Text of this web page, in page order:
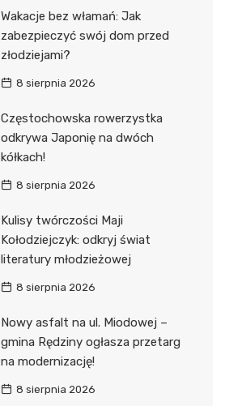
Wakacje bez włamań: Jak
zabezpieczyć swój dom przed
złodziejami?
8 sierpnia 2026
Częstochowska rowerzystka
odkrywa Japonię na dwóch
kółkach!
8 sierpnia 2026
Kulisy twórczości Maji
Kołodziejczyk: odkryj świat
literatury młodzieżowej
8 sierpnia 2026
Nowy asfalt na ul. Miodowej –
gmina Rędziny ogłasza przetarg
na modernizację!
8 sierpnia 2026